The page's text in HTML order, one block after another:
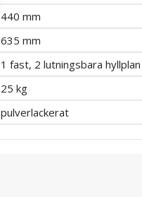
440 mm
635 mm
1 fast, 2 lutningsbara hyllplan
25 kg
pulverlackerat